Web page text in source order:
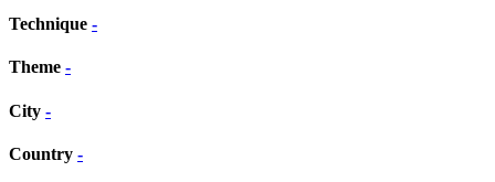
Technique -
Theme -
City -
Country -